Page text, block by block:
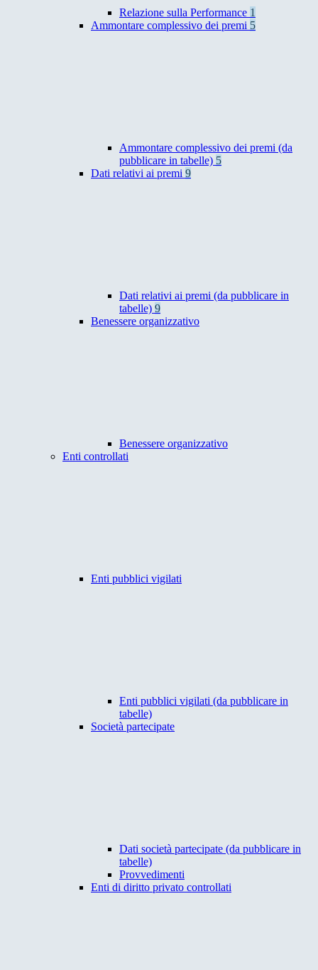
Relazione sulla Performance 1
Ammontare complessivo dei premi 5
Ammontare complessivo dei premi (da
pubblicare in tabelle) 5
Dati relativi ai premi 9
Dati relativi ai premi (da pubblicare in
tabelle) 9
Benessere organizzativo
Benessere organizzativo
Enti controllati
Enti pubblici vigilati
Enti pubblici vigilati (da pubblicare in
tabelle)
Società partecipate
Dati società partecipate (da pubblicare in
tabelle)
Provvedimenti
Enti di diritto privato controllati